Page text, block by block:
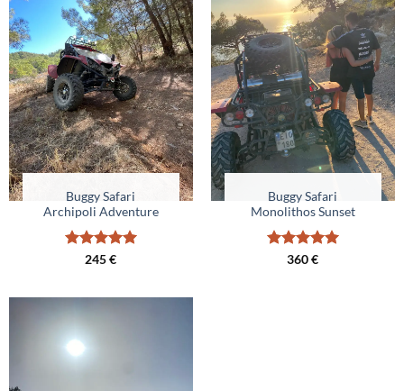
Buggy Safari
Archipoli Adventure
Note5sur
245€
Buggy Safari
Monolithos Sunset
Note5sur
360€